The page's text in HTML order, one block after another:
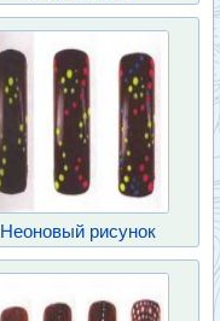
Неоновый рисунок